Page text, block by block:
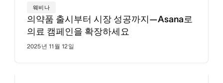
웨비나
의약품 출시부터 시장 성공까지—Asana로
의료 캠페인을 확장하세요
2025년 11월 12일